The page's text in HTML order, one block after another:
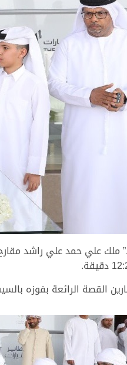
ملك علي حمد علي راشد
القصة الرائعة بفوزه